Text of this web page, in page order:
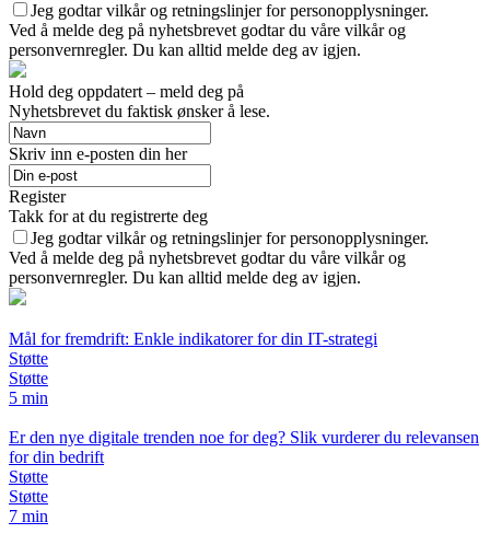
Jeg godtar vilkår og retningslinjer for personopplysninger.
Ved å melde deg på nyhetsbrevet godtar du våre vilkår og
personvernregler. Du kan alltid melde deg av igjen.
Hold deg oppdatert – meld deg på
Nyhetsbrevet du faktisk ønsker å lese.
Skriv inn e-posten din her
Register
Takk for at du registrerte deg
Jeg godtar vilkår og retningslinjer for personopplysninger.
Ved å melde deg på nyhetsbrevet godtar du våre vilkår og
personvernregler. Du kan alltid melde deg av igjen.
Mål for fremdrift: Enkle indikatorer for din IT-strategi
Støtte
Støtte
5 min
Er den nye digitale trenden noe for deg? Slik vurderer du relevansen
for din bedrift
Støtte
Støtte
7 min